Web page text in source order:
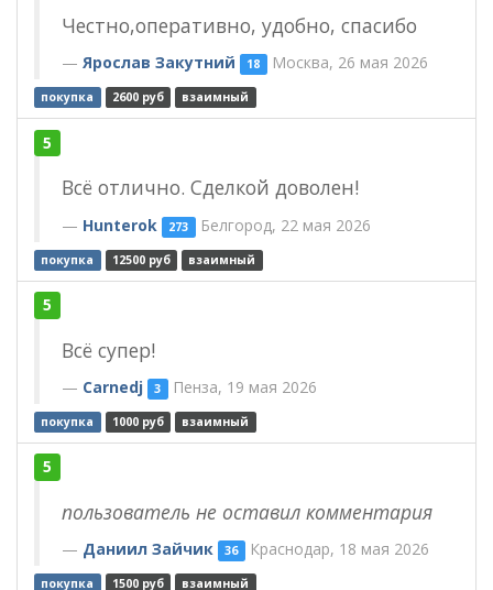
Честно,оперативно, удобно, спасибо
Ярослав Закутний 18 Москва, 26 мая 2026
покупка 2600 руб взаимный
5
Всё отлично. Сделкой доволен!
Hunterok 273 Белгород, 22 мая 2026
покупка 12500 руб взаимный
5
Всё супер!
Carnedj 3 Пенза, 19 мая 2026
покупка 1000 руб взаимный
5
пользователь не оставил комментария
Даниил Зайчик 36 Краснодар, 18 мая 2026
покупка 1500 руб взаимный